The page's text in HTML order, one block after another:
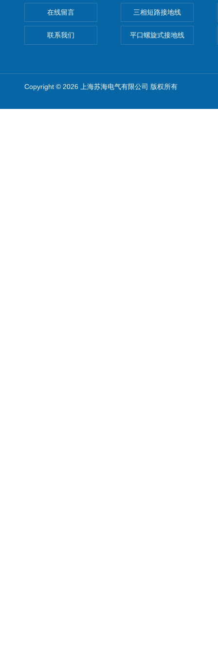
在线留言
联系我们
三相短路接地线
平口螺旋式接地线
Copyright © 2026 上海苏海电气有限公司 版权所有